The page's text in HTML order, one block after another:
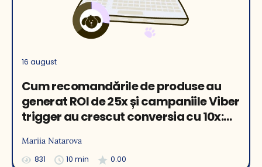
16 august
Cum recomandările de produse au
generat ROI de 25x și campaniile Viber
trigger au crescut conversia cu 10x:
Mariia Natarova
831 10 min 0.00